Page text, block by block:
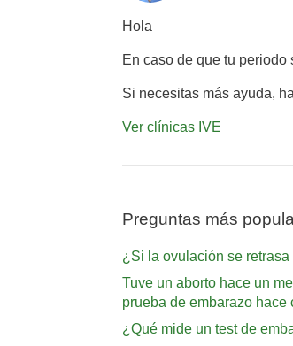
Hola
En caso de que tu
Si necesitas más ayuda,
Ver clínicas IVE
Preguntas más
¿Si la ovulación se
Tuve un aborto hace un
prueba de embarazo
¿Qué mide un test de